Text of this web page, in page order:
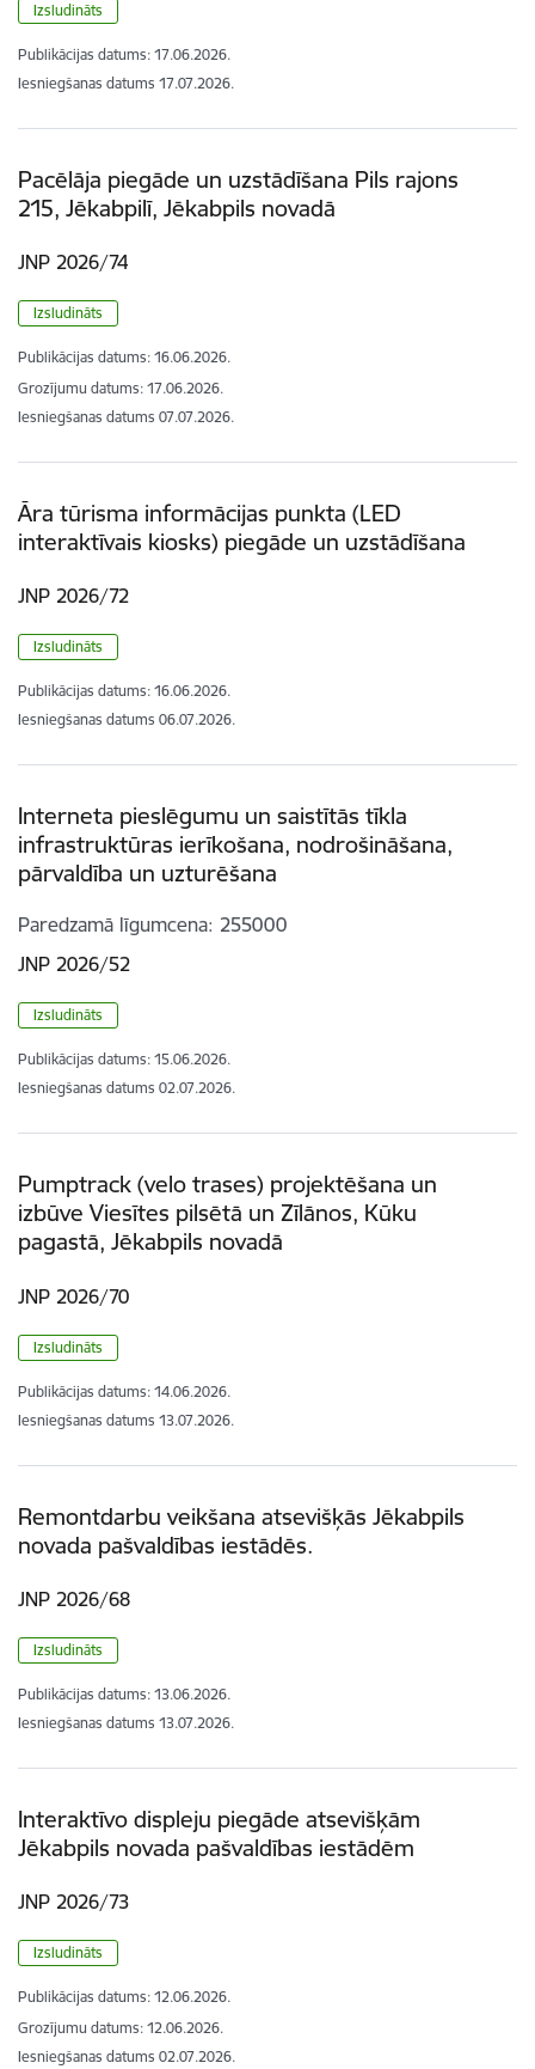
Izsludināts
Publikācijas datums: 17.06.2026.
Iesniegšanas datums 17.07.2026.
Pacēlāja piegāde un uzstādīšana Pils rajons
215, Jēkabpilī, Jēkabpils novadā
JNP 2026/74
Izsludināts
Publikācijas datums: 16.06.2026.
Grozījumu datums: 17.06.2026.
Iesniegšanas datums 07.07.2026.
Āra tūrisma informācijas punkta (LED
interaktīvais kiosks) piegāde un uzstādīšana
JNP 2026/72
Izsludināts
Publikācijas datums: 16.06.2026.
Iesniegšanas datums 06.07.2026.
Interneta pieslēgumu un saistītās tīkla
infrastruktūras ierīkošana, nodrošināšana,
pārvaldība un uzturēšana
Paredzamā līgumcena 255000
JNP 2026/52
Izsludināts
Publikācijas datums: 15.06.2026.
Iesniegšanas datums 02.07.2026.
Pumptrack (velo trases) projektēšana un
izbūve Viesītes pilsētā un Zīlānos, Kūku
pagastā, Jēkabpils novadā
JNP 2026/70
Izsludināts
Publikācijas datums: 14.06.2026.
Iesniegšanas datums 13.07.2026.
Remontdarbu veikšana atsevišķās Jēkabpils
novada pašvaldības iestādēs.
JNP 2026/68
Izsludināts
Publikācijas datums: 13.06.2026.
Iesniegšanas datums 13.07.2026.
Interaktīvo displeju piegāde atsevišķām
Jēkabpils novada pašvaldības iestādēm
JNP 2026/73
Izsludināts
Publikācijas datums: 12.06.2026.
Grozījumu datums: 12.06.2026.
Iesniegšanas datums 02.07.2026.